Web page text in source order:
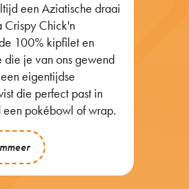
een Aziatische draai
Crispy Chick'n
100% kipfilet en
die je van ons gewend
eigentijdse
die perfect past in
pokébowl of wrap.